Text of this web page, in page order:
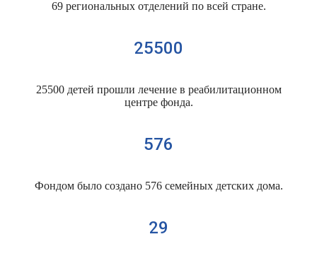
69 региональных отделений по всей стране.
25500
25500 детей прошли лечение в реабилитационном
центре фонда.
576
Фондом было создано 576 семейных детских дома.
29